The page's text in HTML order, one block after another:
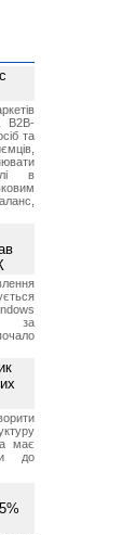
B2B-
та
в
за
має
до